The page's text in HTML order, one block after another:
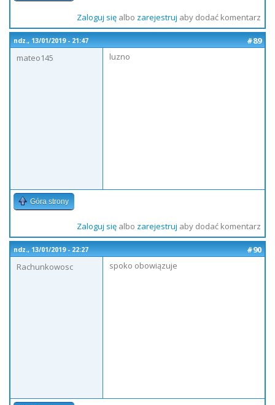
Zaloguj sięalbo zarejestruj aby dodać komentarz
ndz., 13/01/2019 - 21:47
#89
mateo145
luzno
Góra strony
Zaloguj sięalbo zarejestruj aby dodać komentarz
ndz., 13/01/2019 - 22:27
#90
Rachunkowosc
spoko obowiązuje